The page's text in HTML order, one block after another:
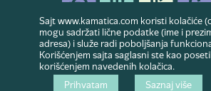
© Copyright 2007-2026. Website developed &
zadržana
Sajt www.kamatica.com koristi kolačiće
mogu sadržati lične podatke (ime i
adresa) i služe radi poboljšanja
Korišćenjem sajta saglasni ste kao
korišćenjem navedenih kolačica.
Prihvatam Saznaj više